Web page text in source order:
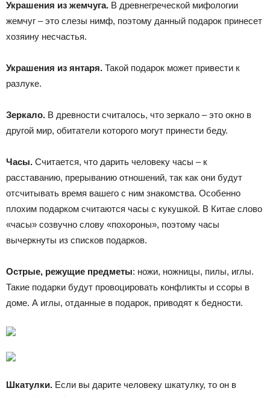
Украшения из жемчуга. В древнегреческой мифологии
жемчуг – это слезы нимф, поэтому данный подарок принесет
хозяину несчастья.
Украшения из янтаря. Такой подарок может привести к
разлуке.
Зеркало. В древности считалось, что зеркало – это окно в
другой мир, обитатели которого могут принести беду.
Часы. Считается, что дарить человеку часы – к
расставанию, прерыванию отношений, так как они будут
отсчитывать время вашего с ним знакомства. Особенно
плохим подарком считаются часы с кукушкой. В Китае слово
«часы» созвучно слову «похороны», поэтому часы
вычеркнуты из списков подарков.
Острые, режущие предметы: ножи, ножницы, пилы, иглы.
Такие подарки будут провоцировать конфликты и ссоры в
доме. А иглы, отданные в подарок, приводят к бедности.
Шкатулки. Если вы дарите человеку шкатулку, то он в